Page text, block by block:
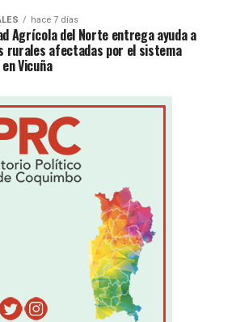
hace 7 días
Agrícola del Norte entrega ayuda a
rurales afectadas por el sistema
Vicuña